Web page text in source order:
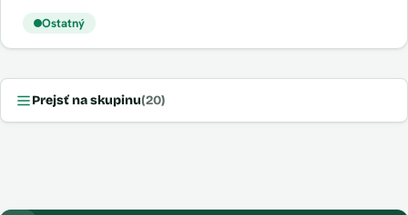
Ostatný
Prejsť na skupinu(20)